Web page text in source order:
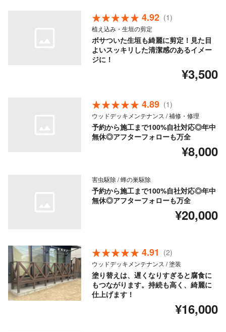
4.92 (1)
植え込み・生垣の剪定
ボサついた生垣も綺麗に剪定！見た目
よいスッキリした清潔感のあるイメー
ジに！
¥3,500
4.89 (1)
ウッドデッキメンテナンス / 補修・修理
予約から施工まで100%自社対応◎年中
無休◎アフターフォローも万全
¥8,000
害虫駆除 / 蜂の巣駆除
予約から施工まで100%自社対応◎年中
無休◎アフターフォローも万全
¥20,000
4.91 (2)
ウッドデッキメンテナンス / 塗装
塗り替えは、遅くなりすぎると腐食に
もつながります。持続も高く、綺麗に
仕上げます！
¥16,000